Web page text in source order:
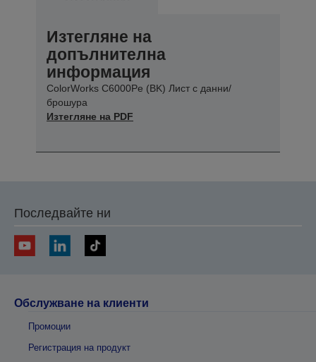
Изтегляне на
допълнителна
информация
ColorWorks C6000Pe (BK) Лист с данни/
брошура
Изтегляне на PDF
Последвайте ни
Обслужване на клиенти
Промоции
Регистрация на продукт